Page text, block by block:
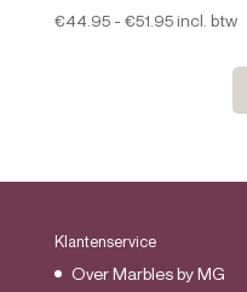
€44.95 - €51.95Prijsklasse:
incl. btw
Klantenservice
Over Marbles by MG